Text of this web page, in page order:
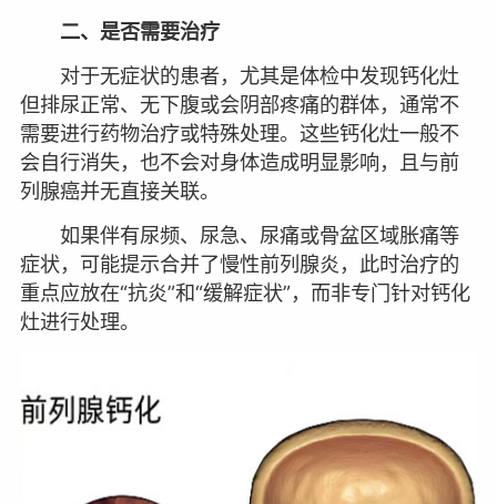
二、是否需要治疗
对于无症状的患者，尤其是体检中发现钙化灶
但排尿正常、无下腹或会阴部疼痛的群体，通常不
需要进行药物治疗或特殊处理。这些钙化灶一般不
会自行消失，也不会对身体造成明显影响，且与前
列腺癌并无直接关联。
如果伴有尿频、尿急、尿痛或骨盆区域胀痛等
症状，可能提示合并了慢性前列腺炎，此时治疗的
重点应放在“抗炎”和“缓解症状”，而非专门针对钙化
灶进行处理。